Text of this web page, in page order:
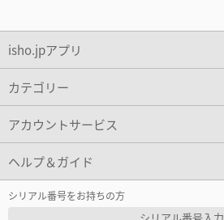
isho.jpアプリ
カテゴリー
アカウントサービス
ヘルプ＆ガイド
シリアル番号をお持ちの方